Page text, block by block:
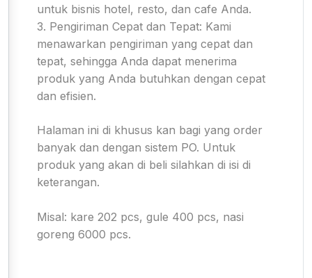
untuk bisnis hotel, resto, dan cafe Anda.
3. Pengiriman Cepat dan Tepat: Kami
menawarkan pengiriman yang cepat dan
tepat, sehingga Anda dapat menerima
produk yang Anda butuhkan dengan cepat
dan efisien.
Halaman ini di khusus kan bagi yang order
banyak dan dengan sistem PO. Untuk
produk yang akan di beli silahkan di isi di
keterangan.
Misal: kare 202 pcs, gule 400 pcs, nasi
goreng 6000 pcs.